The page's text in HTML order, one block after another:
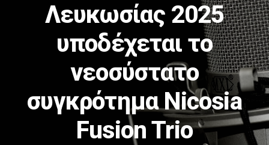
Σχετικά με εμάς
Διαγωνισμοί
Επικοινωνία
Λευκωσίας 2025
υποδέχεται το
νεοσύστατο
συγκρότημα Nicosia
Fusion Trio